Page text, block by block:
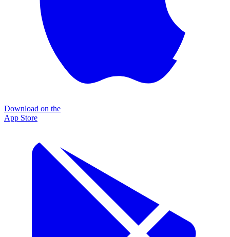
Download on the
App Store